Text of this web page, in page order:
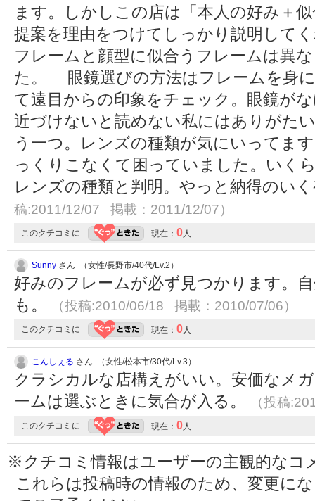
ます。しかしこの店は「本人の好み＋
提案を理由をつけてしっかり説明して
フレームと顔型に似合うフレームは異
た。 眼鏡選びの方法はフレームを身
て遠目からの印象をチェック。眼鏡が
近づけないと読めない私にはありが
う一つ。レンズの種類が気にいってま
っくりこなくて困っていました。いく
レンズの種類と判明。やっと納得のい
稿:2011/12/07 掲載：2011/12/07）
このクチコミに 現在： 0人
Sunny さん （女性/長野市/40代/Lv.2）
好みのフレームが必ず見つかります。
も。
（投稿:2010/06/18 掲載：2010/07/06）
このクチコミに 現在： 0人
こんしぇる さん （女性/松本市/30代/Lv.3）
クラシカルな店構えがいい。安価なメ
ームは選ぶときに気合が入る。
（投稿
このクチコミに 現在： 0人
※クチコミ情報はユーザーの主観的なコ
これらは投稿時の情報のため、変更に